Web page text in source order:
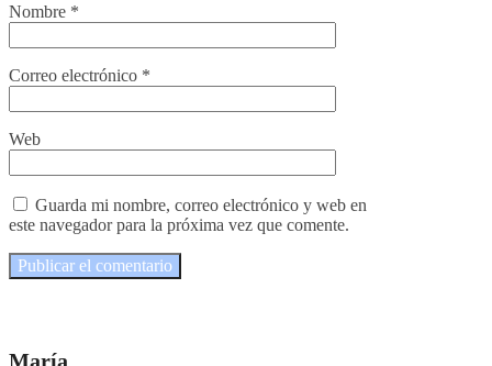
Nombre *
Correo electrónico *
Web
Guarda mi nombre, correo electrónico y web en
este navegador para la próxima vez que comente.
María